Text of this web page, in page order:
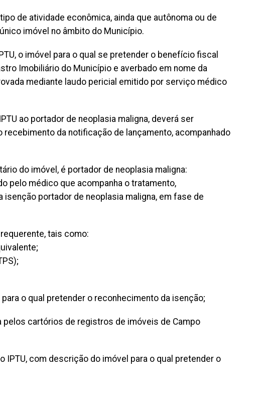
de atividade econômica, ainda que autônoma ou de
imóvel no âmbito do Município.
o imóvel para o qual se pretender o benefício fiscal
Imobiliário do Município e averbado em nome da
mediante laudo pericial emitido por serviço médico
ao portador de neoplasia maligna, deverá ser
da notificação de lançamento, acompanhado
do imóvel, é portador de neoplasia maligna:
pelo médico que acompanha o tratamento,
portador de neoplasia maligna, em fase de
tais como:
o qual pretender o reconhecimento da isenção;
cartórios de registros de imóveis de Campo
IPTU, com descrição do imóvel para o qual pretender o